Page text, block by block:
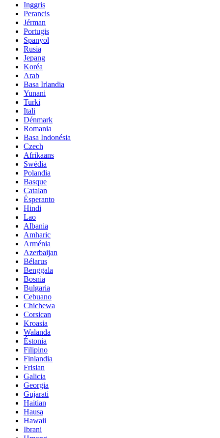
Inggris
Perancis
Jérman
Portugis
Spanyol
Rusia
Jepang
Koréa
Arab
Basa Irlandia
Yunani
Turki
Itali
Dénmark
Romania
Basa Indonésia
Czech
Afrikaans
Swédia
Polandia
Basque
Catalan
Ésperanto
Hindi
Lao
Albania
Amharic
Arménia
Azerbaijan
Bélarus
Benggala
Bosnia
Bulgaria
Cebuano
Chichewa
Corsican
Kroasia
Walanda
Éstonia
Filipino
Finlandia
Frisian
Galicia
Georgia
Gujarati
Haitian
Hausa
Hawaii
Ibrani